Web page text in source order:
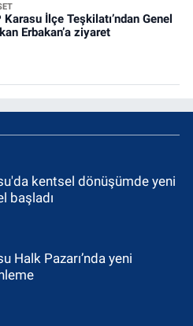
Karasu İlçe Teşkilatı’ndan Genel
Erbakan’a ziyaret
kentsel dönüşümde yeni
başladı
Halk Pazarı’nda yeni